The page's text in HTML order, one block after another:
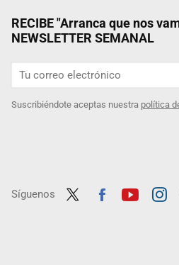
RECIBE "Arranca que nos
NEWSLETTER SEMANAL
Suscribiéndote aceptas nuestra política
Síguenos